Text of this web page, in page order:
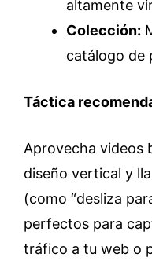
altamente
Colección:
catálogo de
Táctica
Aprovecha videos
diseño vertical y
(como “desliza
perfectos para
tráfico a tu web o